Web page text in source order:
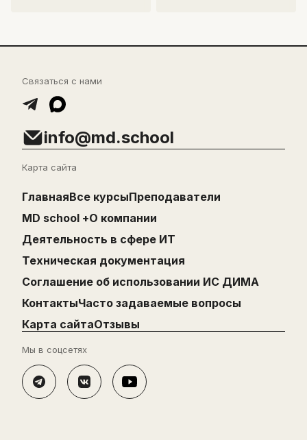
подошёл?
Связаться с нами
info@md.school
Карта сайта
ГлавнаяВсе курсыПреподаватели
MD school +О компании
Деятельность в сфере ИТ
Техническая документация
Cоглашение об использовании ИС ДИМА
КонтактыЧасто задаваемые вопросы
Карта сайтаОтзывы
Мы в соцсетях